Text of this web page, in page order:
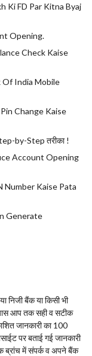
Ki FD Par Kitna Byaj
Opening.
Check Kaise
Of India Mobile
Change Kaise
by-Step तरीका !
Account Opening
Number Kaise Pata
Generate
निजी बैंक या किसी भी
आप तक सही व सटीक
जानकारी का 100
पर बताई गई जानकारी
ब्रांच में संपर्क व अपने बैंक